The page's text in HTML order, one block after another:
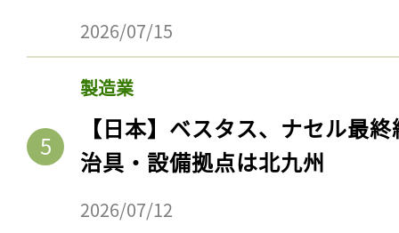
2026/07/15
製造業
【日本】ベスタス、ナセル最
治具・設備拠点は北九州
2026/07/12